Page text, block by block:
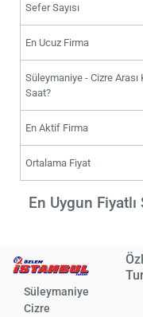
Sefer Sayısı
En Ucuz Firma
Süleymaniye - Cizre Arası
Saat?
En Aktif Firma
Ortalama Fiyat
En Uygun
Süleymaniye
Cizre